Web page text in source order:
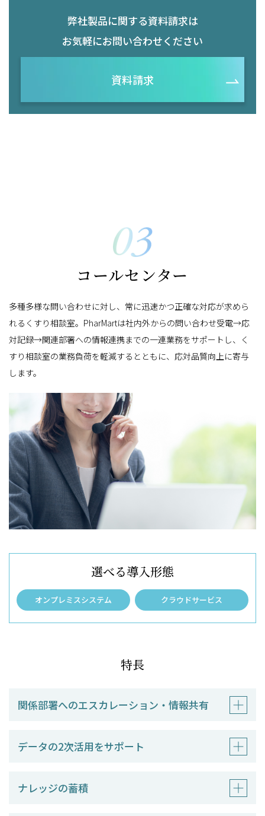
弊社製品に関する資料請求は
お気軽にお問い合わせください
資料請求
コールセンター
多種多様な問い合わせに対し、常に迅速かつ正確な対応が求めら
れるくすり相談室。PharMartは社内外からの問い合わせ受電→応
対記録→関連部署への情報連携までの一連業務をサポートし、く
すり相談室の業務負荷を軽減するとともに、応対品質向上に寄与
します。
選べる導入形態
オンプレミスシステム クラウドサービス
特長
関係部署へのエスカレーション・情報共有
データの2次活用をサポート
ナレッジの蓄積